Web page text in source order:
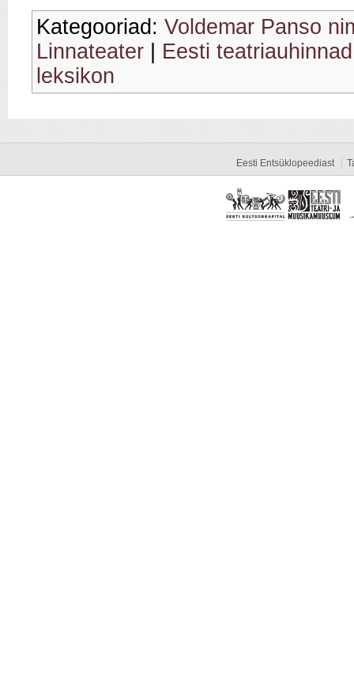
Kategooriad: Voldemar Panso
Linnateater
Eesti
leksikon
Eesti Entsüklopeediast